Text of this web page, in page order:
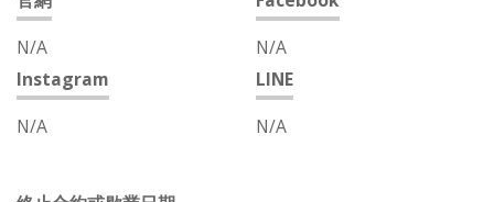
N/A
N/A
Instagram
N/A
LINE
N/A